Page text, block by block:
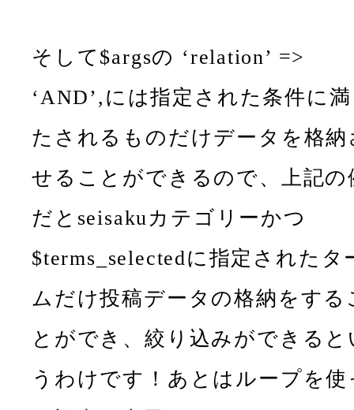
そして$argsの ‘relation’ =>
‘AND’,には指定された条件に満
たされるものだけデータを格納
せることができるので、上記の
だとseisakuカテゴリーかつ
$terms_selectedに指定されたタ
ムだけ投稿データの格納をする
とができ、絞り込みができると
うわけです！あとはループを使